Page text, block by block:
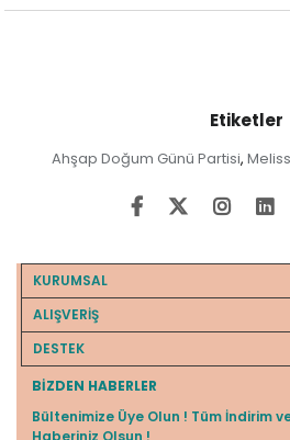
Etiketler
Ahşap Doğum Günü Partisi,
KURUMSAL
ALIŞVERİŞ
DESTEK
BIZDEN HABERLER
Bültenimize Üye Olun ! Tüm İndirim